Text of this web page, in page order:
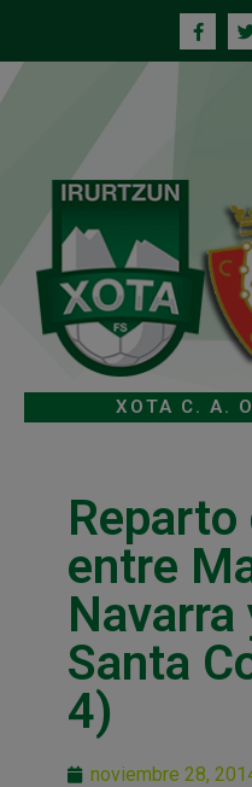
XOTA C. A.
entre
Santa
4)
noviembre 28,